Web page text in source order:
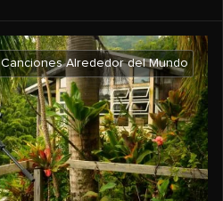
Canciones Alrededor del Mundo